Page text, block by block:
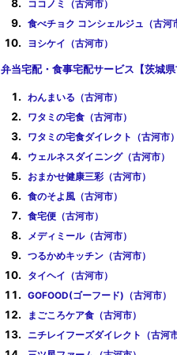
ココノミ（古河市）
食べチョク コンシェルジュ（古河
ヨシケイ（古河市）
弁当宅配・食事宅配サービス【茨城県
わんまいる（古河市）
ワタミの宅食（古河市）
ワタミの宅食ダイレクト（古河市）
ウェルネスダイニング（古河市）
おまかせ健康三彩（古河市）
食のそよ風（古河市）
食宅便（古河市）
メディミール（古河市）
つるかめキッチン（古河市）
タイヘイ（古河市）
GOFOOD(ゴーフード)（古河市）
まごころケア食（古河市）
ニチレイフーズダイレクト（古河市